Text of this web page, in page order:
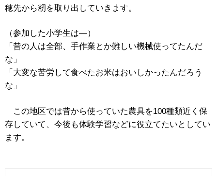
穂先から籾を取り出していきます。
（参加した小学生は―）
「昔の人は全部、手作業とか難しい機械使ってたんだ
な」
「大変な苦労して食べたお米はおいしかったんだろう
な」
この地区では昔から使っていた農具を100種類近く保
存していて、今後も体験学習などに役立てたいとしてい
ます。